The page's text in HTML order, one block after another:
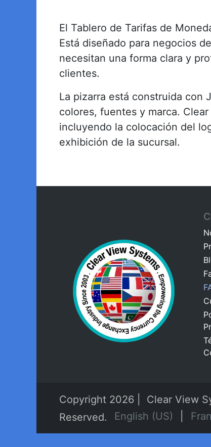
El Tablero de Tarifas de
Está diseñado para negocios
necesitan una forma clara y
clientes.
La pizarra está construida con
colores, fuentes y marca.
incluyendo la colocación del
exhibición de la sucursal.
Copyright 2026 | Clear View
Reserved.
English (US)